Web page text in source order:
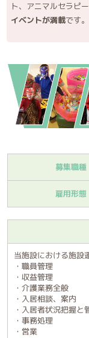
ト、アニマルセラピ
イベントが満載です。
募集職種
雇用形態
当施設における施設
・職員管理
・収益管理
・介護業務全般
・入居相談、案内
・入居者状況把握と
・事務処理
・営業